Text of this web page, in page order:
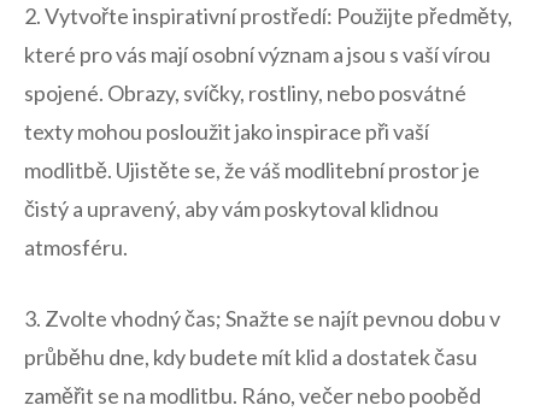
2.​ Vytvořte inspirativní prostředí: ⁤Použijte předměty,
které‌ pro ‍vás mají osobní význam a jsou s vaší vírou
spojené. Obrazy, svíčky, rostliny, nebo posvátné
texty⁤ mohou posloužit jako inspirace při ⁣vaší
modlitbě. Ujistěte ⁢se, že ‍váš⁣ modlitební‍ prostor‍ je
čistý a upravený, aby vám poskytoval klidnou
atmosféru.
3. Zvolte‍ vhodný​ čas;⁣ Snažte ⁢se ⁢najít ​pevnou dobu v
průběhu ​dne, kdy budete mít klid ⁤a dostatek času
zaměřit se ​na modlitbu.‌ Ráno, večer​ nebo pooběd